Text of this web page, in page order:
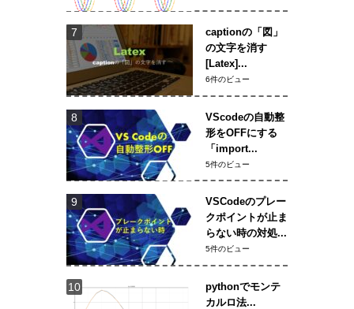
captionの「図」
の文字を消す
[Latex]...
6件のビュー
VScodeの自動整
形をOFFにする
「import...
5件のビュー
VSCodeのプレー
クポイントが止ま
らない時の対処...
5件のビュー
pythonでモンテ
カルロ法...